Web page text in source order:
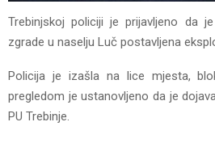
Trebinjskoj policiji je prijavljeno da
zgrade u naselju Luč postavljena
Policija je izašla na lice mjesta,
pregledom je ustanovljeno da je
PU Trebinje.